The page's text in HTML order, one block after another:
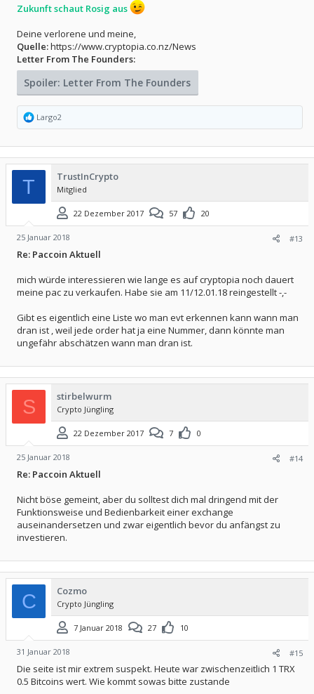
Zukunft schaut Rosig aus
Deine verlorene und meine,
Quelle:https://www.cryptopia.co.nz/News
Letter From The Founders:
Spoiler: Letter From The Founders
R
e
k
t
i
Largo2
T TrustInCrypto
Mitglied
22 Dezember 2017 57 20
25 Januar 2018 #13
Re: Paccoin Aktuell
mich würde interessieren wie lange es auf cryptopia noch dauert
meine pac zu verkaufen. Habe sie am 11/12.01.18 reingestellt -,-
Gibt es eigentlich eine Liste wo man evt erkennen kann wann man
dran ist , weil jede order hat ja eine Nummer, dann könnte man
ungefähr abschätzen wann man dran ist.
S stirbelwurm
Crypto Jüngling
22 Dezember 2017 7 0
25 Januar 2018 #14
Re: Paccoin Aktuell
Nicht böse gemeint, aber du solltest dich mal dringend mit der
Funktionsweise und Bedienbarkeit einer exchange
auseinandersetzen und zwar eigentlich bevor du anfängst zu
investieren.
C Cozmo
Crypto Jüngling
7 Januar 2018 27 10
31 Januar 2018 #15
Die seite ist mir extrem suspekt. Heute war zwischenzeitlich 1 TRX
0.5 Bitcoins wert. Wie kommt sowas bitte zustande